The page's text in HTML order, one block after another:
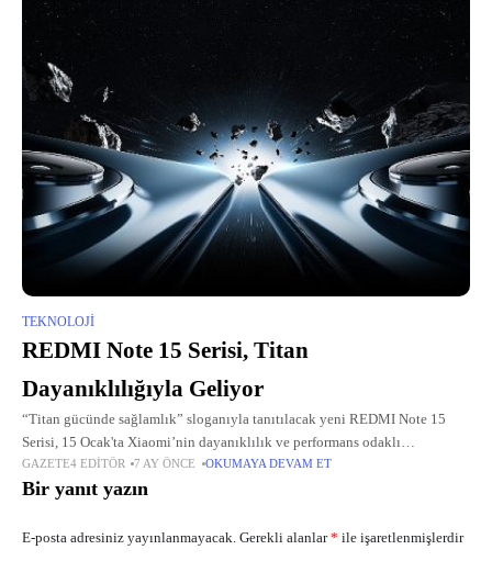
TEKNOLOJI
REDMI Note 15 Serisi, Titan
Dayanıklılığıyla Geliyor
“Titan gücünde sağlamlık” sloganıyla tanıtılacak yeni REDMI Note 15
Serisi, 15 Ocak'ta Xiaomi’nin dayanıklılık ve performans odaklı
yaklaşımını teknoloji severlerle buluşturmaya hazırlanıyor.
GAZETE4 EDITÖR 7 AY ÖNCE OKUMAYA DEVAM ET
Bir yanıt yazın
E-posta adresiniz yayınlanmayacak. Gerekli alanlar* ile işaretlenmişlerdir